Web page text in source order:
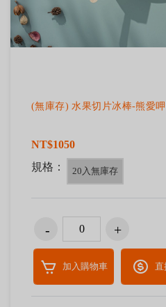
(無庫存) 水果切片冰棒-熊愛
NT$1050
規格：
20入無庫存
加入購物車 直